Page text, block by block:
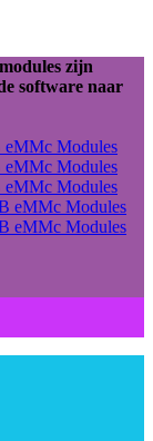
zijn
software naar
eMMc Modules
eMMc Modules
eMMc Modules
eMMc Modules
eMMc Modules